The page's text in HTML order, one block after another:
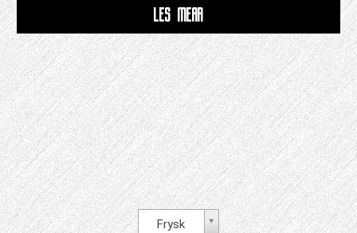
LÊS MEAR
Frysk